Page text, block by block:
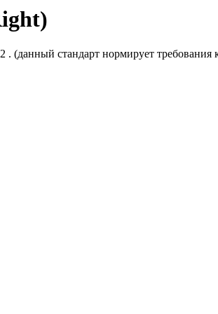
. (данный стандарт нормирует